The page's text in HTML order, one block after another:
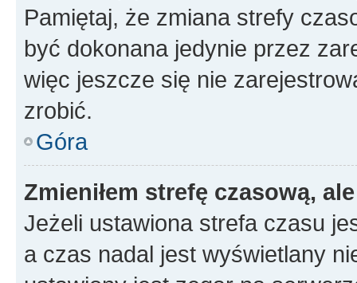
Pamiętaj, że zmiana strefy
być dokonana jedynie przez
więc jeszcze się nie
zrobić.
Góra
Zmieniłem strefę czasową,
Jeżeli ustawiona strefa czasu
a czas nadal jest wyświetlany